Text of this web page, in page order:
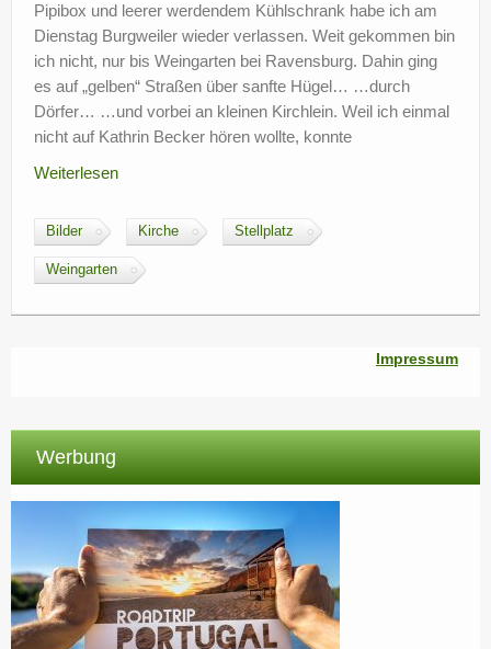
Pipibox und leerer werdendem Kühlschrank habe ich am
Dienstag Burgweiler wieder verlassen. Weit gekommen bin
ich nicht, nur bis Weingarten bei Ravensburg. Dahin ging
es auf „gelben“ Straßen über sanfte Hügel… …durch
Dörfer… …und vorbei an kleinen Kirchlein. Weil ich einmal
nicht auf Kathrin Becker hören wollte, konnte
Weiterlesen
Bilder Kirche Stellplatz
Weingarten
Impressum
Werbung